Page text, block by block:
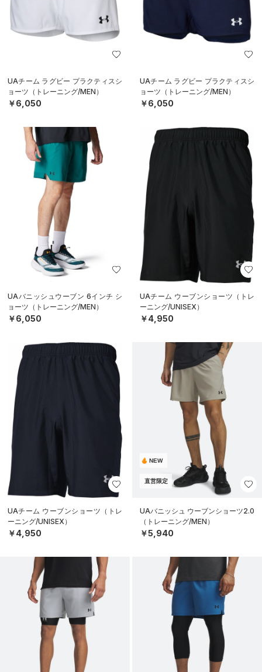
UAチーム ラグビー プラクティスシ
ョーツ（トレーニング/MEN）
￥6,050
UAチーム ラグビー プラクティスシ
ョーツ（トレーニング/MEN）
￥6,050
UAバニッシュウーブン 6インチ シ
ョーツ（トレーニング/MEN）
￥6,050
UAチーム ウーブンショーツ（トレ
ーニング/UNISEX）
￥4,950
UAチーム ウーブンショーツ（トレ
ーニング/UNISEX）
￥4,950
NEW
直営限定
UAバニッシュ ウーブンショーツ2.0
（トレーニング/MEN）
￥5,940